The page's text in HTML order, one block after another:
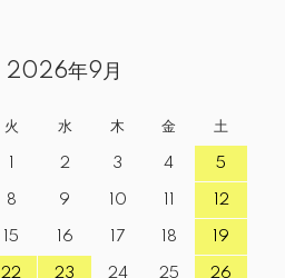
2026年9月
火 水 木 金 土
2 3 4 5
8 9 10 12
15 16 17 18 19
22 23 24 25 26